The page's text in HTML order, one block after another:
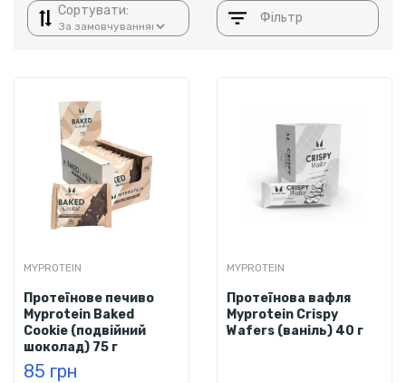
Сортувати: Фільтр
MYPROTEIN
Протеїнове печиво
Myprotein Baked
Cookie (подвійний
шоколад) 75 г
85 грн
MYPROTEIN
Протеїнова вафля
Myprotein Crispy
Wafers (ваніль) 40 г